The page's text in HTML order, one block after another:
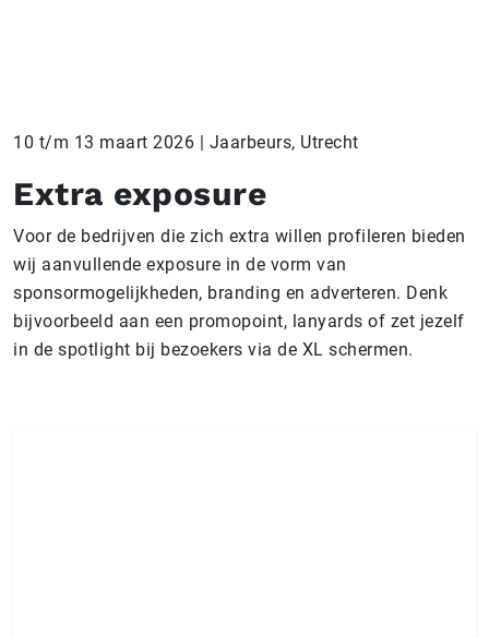
10 t/m 13 maart 2026 | Jaarbeurs, Utrecht
Extra exposure
Voor de bedrijven die zich extra willen profileren bieden
wij aanvullende exposure in de vorm van
sponsormogelijkheden, branding en adverteren. Denk
bijvoorbeeld aan een promopoint, lanyards of zet jezelf
in de spotlight bij bezoekers via de XL schermen.